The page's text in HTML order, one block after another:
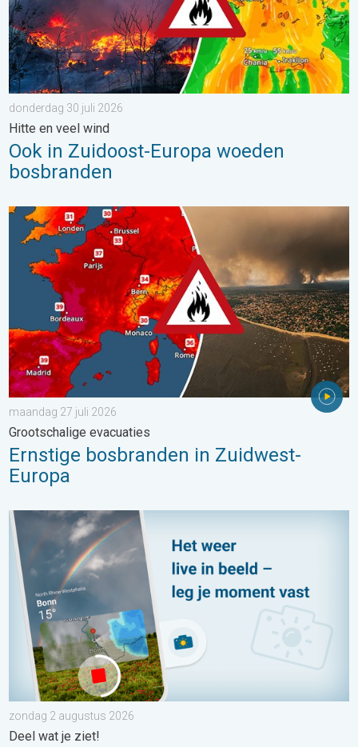
donderdag 30 juli 2026
Hitte en veel wind
Ook in Zuidoost-Europa woeden
bosbranden
Ernstige bosbranden in Zuidwest-Europa. Grootschalige
maandag 27 juli 2026
Grootschalige evacuaties
Ernstige bosbranden in Zuidwest-
Europa
Impressies maken, momenten delen. Deel wat je ziet!. . .
zondag 2 augustus 2026
Deel wat je ziet!